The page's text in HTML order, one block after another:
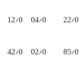
22/0
04/0
12/0
85/0
02/0
42/0